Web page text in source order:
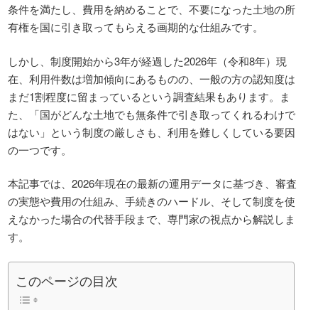
条件を満たし、費用を納めることで、不要になった土地の所
有権を国に引き取ってもらえる画期的な仕組みです。
しかし、制度開始から3年が経過した2026年（令和8年）現
在、利用件数は増加傾向にあるものの、一般の方の認知度は
まだ1割程度に留まっているという調査結果もあります。ま
た、「国がどんな土地でも無条件で引き取ってくれるわけで
はない」という制度の厳しさも、利用を難しくしている要因
の一つです。
本記事では、2026年現在の最新の運用データに基づき、審査
の実態や費用の仕組み、手続きのハードル、そして制度を使
えなかった場合の代替手段まで、専門家の視点から解説しま
す。
このページの目次